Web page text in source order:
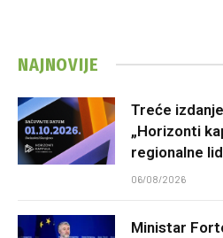
NAJNOVIJE
Treće
„Horizonti
regionalne
06/08/2026
Ministar